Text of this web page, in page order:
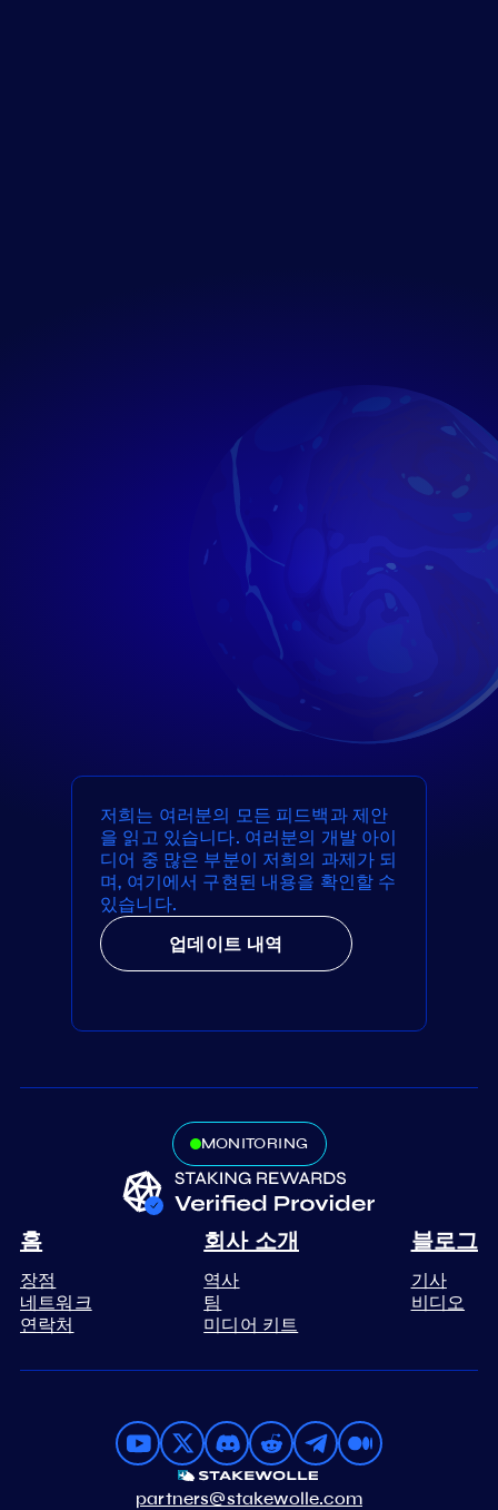
저희는 여러분의 모든 피드백과 제안
을 읽고 있습니다. 여러분의 개발 아이
디어 중 많은 부분이 저희의 과제가 되
며, 여기에서 구현된 내용을 확인할 수
있습니다.
업데이트 내역
MONITORING
홈
장점
네트워크
연락처
회사 소개
역사
팀
미디어 키트
블로그
기사
비디오
partners@stakewolle.com